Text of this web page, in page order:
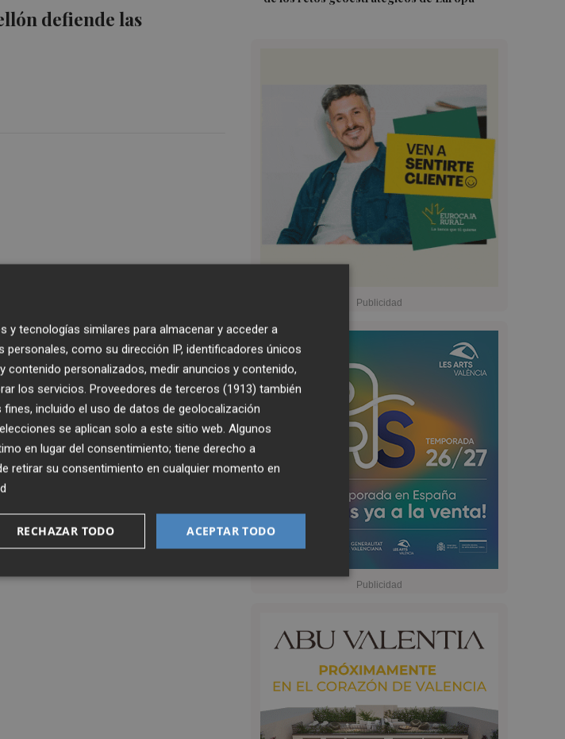
defiende las
tecnologías similares para almacenar y acceder a
como su dirección IP, identificadores únicos
contenido personalizados, medir anuncios y contenido,
los servicios. Proveedores de terceros (1913) también
incluido el uso de datos de geolocalización
se aplican solo a este sitio web. Algunos
en lugar del consentimiento; tiene derecho a
retirar su consentimiento en cualquier momento en
ACEPTAR TODO
RECHAZAR TODO